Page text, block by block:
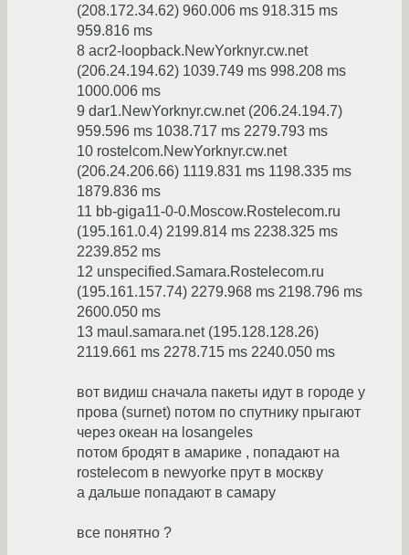
(208.172.34.62) 960.006 ms 918.315 ms
959.816 ms
8 acr2-loopback.NewYorknyr.cw.net
(206.24.194.62) 1039.749 ms 998.208 ms
1000.006 ms
9 dar1.NewYorknyr.cw.net (206.24.194.7)
959.596 ms 1038.717 ms 2279.793 ms
10 rostelcom.NewYorknyr.cw.net
(206.24.206.66) 1119.831 ms 1198.335 ms
1879.836 ms
11 bb-giga11-0-0.Moscow.Rostelecom.ru
(195.161.0.4) 2199.814 ms 2238.325 ms
2239.852 ms
12 unspecified.Samara.Rostelecom.ru
(195.161.157.74) 2279.968 ms 2198.796 ms
2600.050 ms
13 maul.samara.net (195.128.128.26)
2119.661 ms 2278.715 ms 2240.050 ms
вот видиш сначала пакеты идут в городе у
прова (surnet) потом по спутнику прыгают
через океан на losangeles
потом бродят в амарике , попадают на
rostelecom в newyorke прут в москву
а дальше попадают в самару
все понятно ?